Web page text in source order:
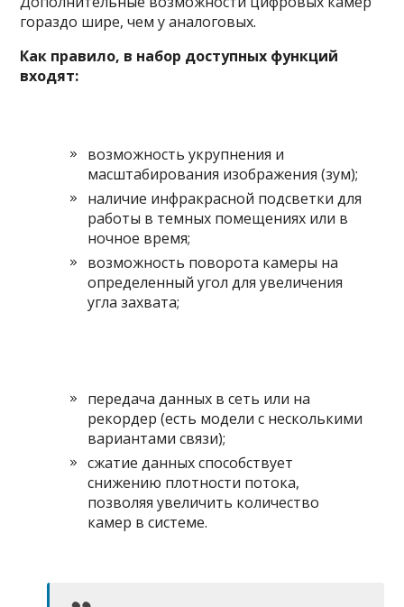
гораздо шире, чем у аналоговых.
Как правило, в набор доступных функций
входят:
возможность укрупнения и
масштабирования изображения (зум);
наличие инфракрасной подсветки для
работы в темных помещениях или в
ночное время;
возможность поворота камеры на
определенный угол для увеличения
угла захвата;
передача данных в сеть или на
рекордер (есть модели с несколькими
вариантами связи);
сжатие данных способствует
снижению плотности потока,
позволяя увеличить количество
камер в системе.